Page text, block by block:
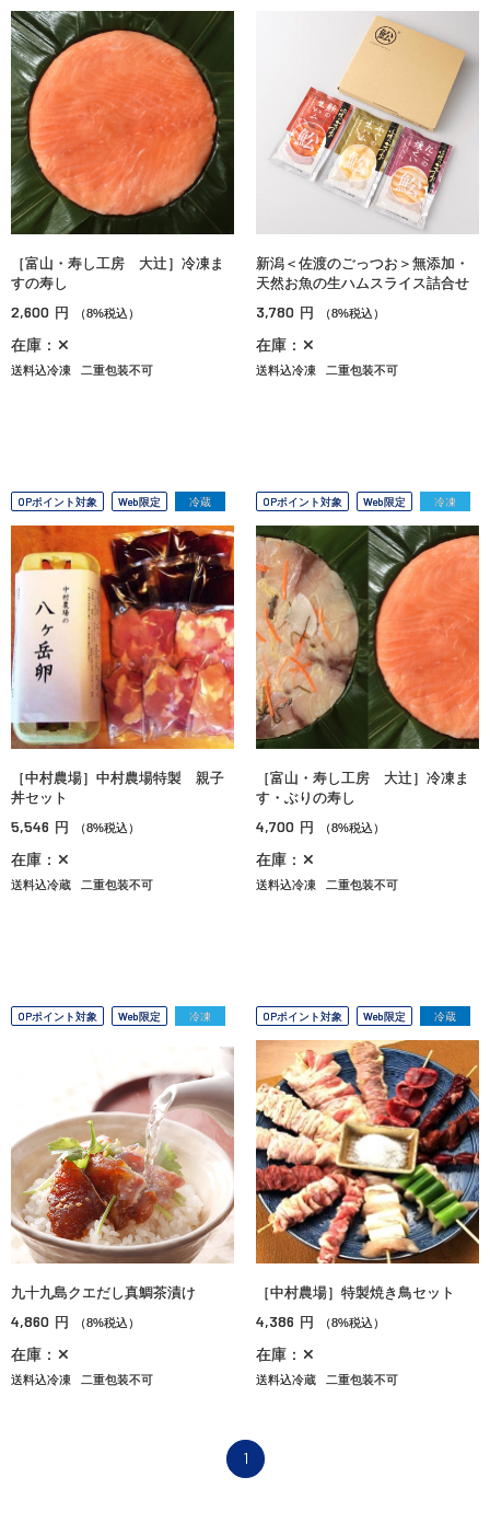
［富山・寿し工房 大辻］冷凍ま
すの寿し
2,600 円 （8%税込）
在庫：✕
送料込冷凍 二重包装不可
新潟＜佐渡のごっつお＞無添加・
天然お魚の生ハムスライス詰合せ
3,780 円 （8%税込）
在庫：✕
送料込冷凍 二重包装不可
OPポイント対象 Web限定 冷蔵
［中村農場］中村農場特製 親子
丼セット
5,546 円 （8%税込）
在庫：✕
送料込冷蔵 二重包装不可
OPポイント対象 Web限定 冷凍
［富山・寿し工房 大辻］冷凍ま
す・ぶりの寿し
4,700 円 （8%税込）
在庫：✕
送料込冷凍 二重包装不可
OPポイント対象 Web限定 冷凍
九十九島クエだし真鯛茶漬け
4,860 円 （8%税込）
在庫：✕
送料込冷凍 二重包装不可
OPポイント対象 Web限定 冷蔵
［中村農場］特製焼き鳥セット
4,386 円 （8%税込）
在庫：✕
送料込冷蔵 二重包装不可
1